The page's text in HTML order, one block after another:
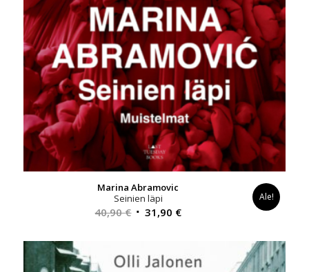
Marina Abramovic
Seinien läpi
40,90€ Alkuperäinen
40,90 €.
31,90 €Nykyinen
31,90 €.
Ale!